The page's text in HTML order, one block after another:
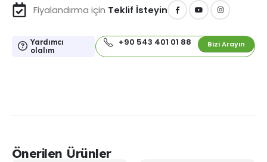
Fiyalandırma için Teklif İsteyin
Yardımcı
olalım
+90 543 401 01 88 Bizi Arayın
Önerilen Ürünler